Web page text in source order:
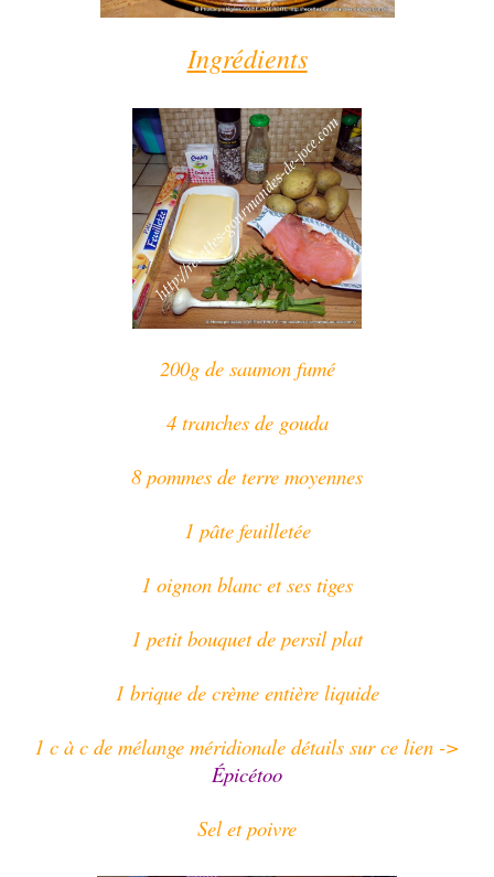
Ingrédients
200g de saumon fumé
4 tranches de gouda
8 pommes de terre moyennes
1 pâte feuilletée
1 oignon blanc et ses tiges
1 petit bouquet de persil plat
1 brique de crème entière liquide
1 c à c de mélange méridionale détails sur ce lien ->
Épicétoo
Sel et poivre